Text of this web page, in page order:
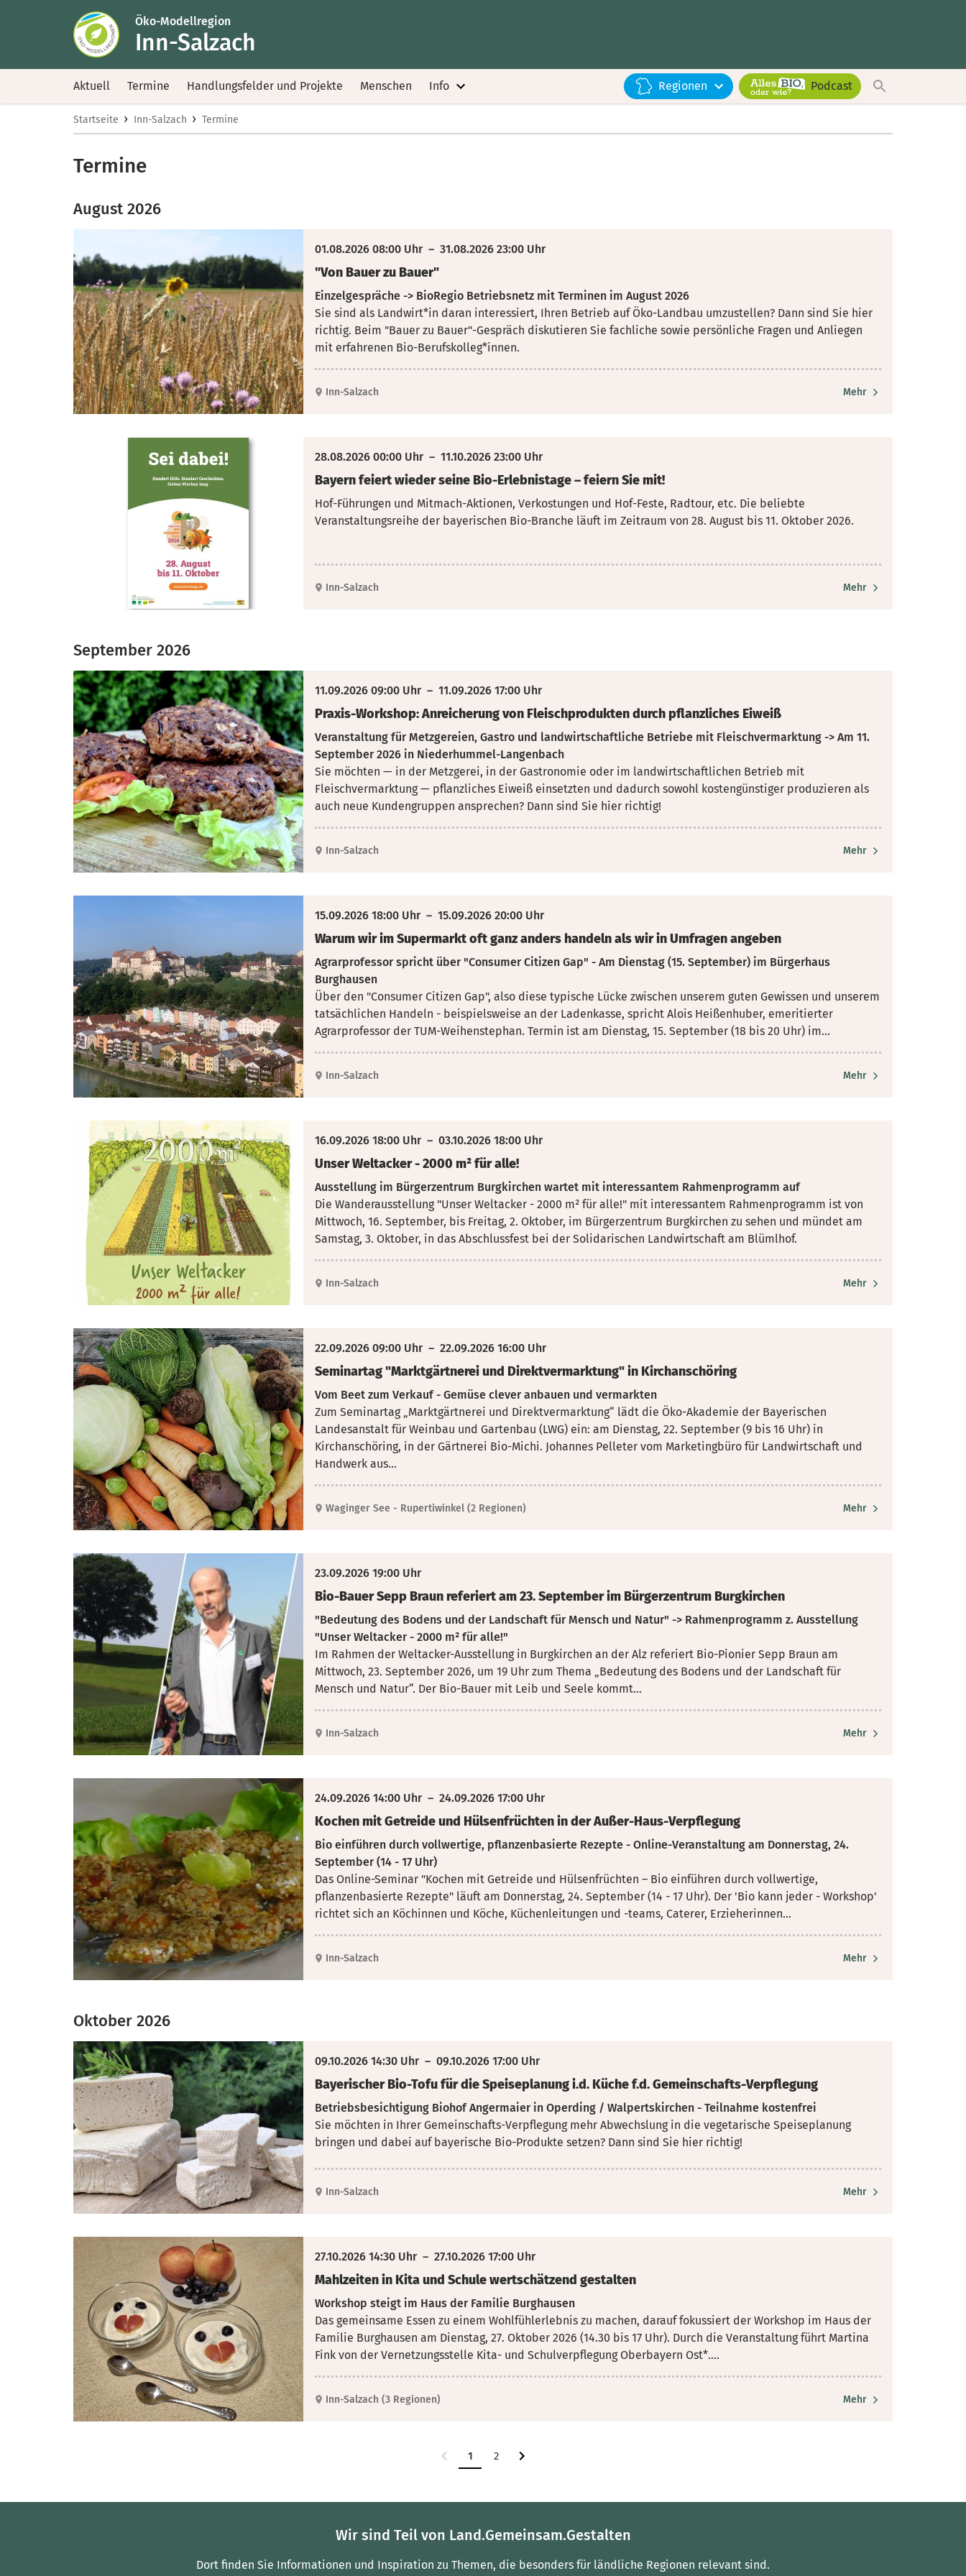
Öko-Modellregion
Inn-Salzach
Aktuell Termine Handlungsfelder und Projekte Menschen Info Regionen Podcast
Startseite › Inn-Salzach › Termine
Termine
August 2026
01.08.2026 08:00 Uhr– 31.08.2026 23:00 Uhr
"Von Bauer zu Bauer"
Einzelgespräche -> BioRegio Betriebsnetz mit Terminen im August 2026
Sie sind als Landwirt*in daran interessiert, Ihren Betrieb auf Öko-Landbau umzustellen? Dann sind Sie hier
richtig. Beim "Bauer zu Bauer"-Gespräch diskutieren Sie fachliche sowie persönliche Fragen und Anliegen
mit erfahrenen Bio-Berufskolleg*innen.
Inn-Salzach Mehr
28.08.2026 00:00 Uhr– 11.10.2026 23:00 Uhr
Bayern feiert wieder seine Bio-Erlebnistage – feiern Sie mit!
Hof-Führungen und Mitmach-Aktionen, Verkostungen und Hof-Feste, Radtour, etc. Die beliebte
Veranstaltungsreihe der bayerischen Bio-Branche läuft im Zeitraum von 28. August bis 11. Oktober 2026.
Inn-Salzach Mehr
September 2026
11.09.2026 09:00 Uhr– 11.09.2026 17:00 Uhr
Praxis-Workshop: Anreicherung von Fleischprodukten durch pflanzliches Eiweiß
Veranstaltung für Metzgereien, Gastro und landwirtschaftliche Betriebe mit Fleischvermarktung -> Am 11.
September 2026 in Niederhummel-Langenbach
Sie möchten — in der Metzgerei, in der Gastronomie oder im landwirtschaftlichen Betrieb mit
Fleischvermarktung — pflanzliches Eiweiß einsetzten und dadurch sowohl kostengünstiger produzieren als
auch neue Kundengruppen ansprechen? Dann sind Sie hier richtig!
Inn-Salzach Mehr
15.09.2026 18:00 Uhr– 15.09.2026 20:00 Uhr
Warum wir im Supermarkt oft ganz anders handeln als wir in Umfragen angeben
Agrarprofessor spricht über "Consumer Citizen Gap" - Am Dienstag (15. September) im Bürgerhaus
Burghausen
Über den "Consumer Citizen Gap", also diese typische Lücke zwischen unserem guten Gewissen und unserem
tatsächlichen Handeln - beispielsweise an der Ladenkasse, spricht Alois Heißenhuber, emeritierter
Agrarprofessor der TUM-Weihenstephan. Termin ist am Dienstag, 15. September (18 bis 20 Uhr) im...
Inn-Salzach Mehr
16.09.2026 18:00 Uhr– 03.10.2026 18:00 Uhr
Unser Weltacker - 2000 m² für alle!
Ausstellung im Bürgerzentrum Burgkirchen wartet mit interessantem Rahmenprogramm auf
Die Wanderausstellung "Unser Weltacker - 2000 m² für alle!" mit interessantem Rahmenprogramm ist von
Mittwoch, 16. September, bis Freitag, 2. Oktober, im Bürgerzentrum Burgkirchen zu sehen und mündet am
Samstag, 3. Oktober, in das Abschlussfest bei der Solidarischen Landwirtschaft am Blümlhof.
Inn-Salzach Mehr
22.09.2026 09:00 Uhr– 22.09.2026 16:00 Uhr
Seminartag "Marktgärtnerei und Direktvermarktung" in Kirchanschöring
Vom Beet zum Verkauf - Gemüse clever anbauen und vermarkten
Zum Seminartag „Marktgärtnerei und Direktvermarktung“ lädt die Öko-Akademie der Bayerischen
Landesanstalt für Weinbau und Gartenbau (LWG) ein: am Dienstag, 22. September (9 bis 16 Uhr) in
Kirchanschöring, in der Gärtnerei Bio-Michi. Johannes Pelleter vom Marketingbüro für Landwirtschaft und
Handwerk aus...
Waginger See - Rupertiwinkel (2 Regionen) Mehr
23.09.2026 19:00 Uhr
Bio-Bauer Sepp Braun referiert am 23. September im Bürgerzentrum Burgkirchen
"Bedeutung des Bodens und der Landschaft für Mensch und Natur" -> Rahmenprogramm z. Ausstellung
"Unser Weltacker - 2000 m² für alle!"
Im Rahmen der Weltacker-Ausstellung in Burgkirchen an der Alz referiert Bio-Pionier Sepp Braun am
Mittwoch, 23. September 2026, um 19 Uhr zum Thema „Bedeutung des Bodens und der Landschaft für
Mensch und Natur“. Der Bio-Bauer mit Leib und Seele kommt...
Inn-Salzach Mehr
24.09.2026 14:00 Uhr– 24.09.2026 17:00 Uhr
Kochen mit Getreide und Hülsenfrüchten in der Außer-Haus-Verpflegung
Bio einführen durch vollwertige, pflanzenbasierte Rezepte - Online-Veranstaltung am Donnerstag, 24.
September (14 - 17 Uhr)
Das Online-Seminar "Kochen mit Getreide und Hülsenfrüchten – Bio einführen durch vollwertige,
pflanzenbasierte Rezepte" läuft am Donnerstag, 24. September (14 - 17 Uhr). Der 'Bio kann jeder - Workshop'
richtet sich an Köchinnen und Köche, Küchenleitungen und -teams, Caterer, Erzieherinnen...
Inn-Salzach Mehr
Oktober 2026
09.10.2026 14:30 Uhr– 09.10.2026 17:00 Uhr
Bayerischer Bio-Tofu für die Speiseplanung i.d. Küche f.d. Gemeinschafts-Verpflegung
Betriebsbesichtigung Biohof Angermaier in Operding / Walpertskirchen - Teilnahme kostenfrei
Sie möchten in Ihrer Gemeinschafts-Verpflegung mehr Abwechslung in die vegetarische Speiseplanung
bringen und dabei auf bayerische Bio-Produkte setzen? Dann sind Sie hier richtig!
Inn-Salzach Mehr
27.10.2026 14:30 Uhr– 27.10.2026 17:00 Uhr
Mahlzeiten in Kita und Schule wertschätzend gestalten
Workshop steigt im Haus der Familie Burghausen
Das gemeinsame Essen zu einem Wohlfühlerlebnis zu machen, darauf fokussiert der Workshop im Haus der
Familie Burghausen am Dienstag, 27. Oktober 2026 (14.30 bis 17 Uhr). Durch die Veranstaltung führt Martina
Fink von der Vernetzungsstelle Kita- und Schulverpflegung Oberbayern Ost*....
Inn-Salzach (3 Regionen) Mehr
1 2
Wir sind Teil von Land.Gemeinsam.Gestalten
Dort finden Sie Informationen und Inspiration zu Themen, die besonders für ländliche Regionen relevant sind.